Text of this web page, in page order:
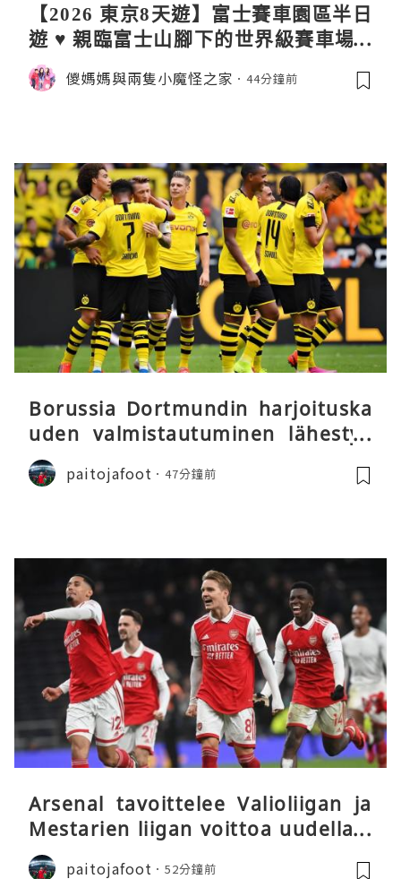
【2026 東京8天遊】富士賽車園區半日
遊 ♥ 親臨富士山腳下的世界級賽車場 F
uji SpeedWay。參觀富士賽車博物
館。到觀景餐廳邊觀賞賽車邊嘆午餐
儍媽媽與兩隻小魔怪之家 44分鐘前
Borussia Dortmundin harjoituska
uden valmistautuminen lähestyy
päätöstään
paitojafoot 47分鐘前
Arsenal tavoittelee Valioliigan ja
Mestarien liigan voittoa uudella k
audella
paitojafoot 52分鐘前